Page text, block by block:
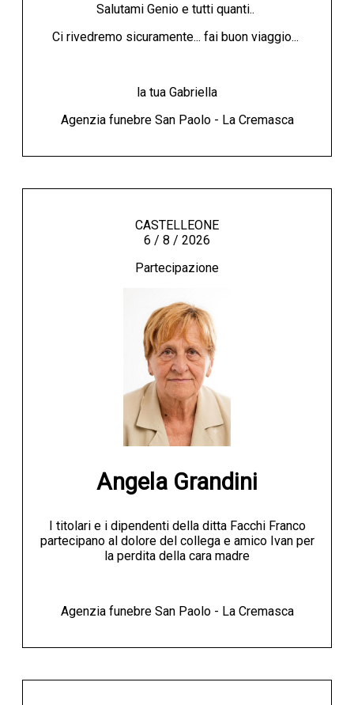
Salutami Genio e tutti quanti..
Ci rivedremo sicuramente... fai buon viaggio...
la tua Gabriella
Agenzia funebre San Paolo - La Cremasca
CASTELLEONE
6 / 8 / 2026
Partecipazione
Angela Grandini
I titolari e i dipendenti della ditta Facchi Franco
partecipano al dolore del collega e amico Ivan per
la perdita della cara madre
Agenzia funebre San Paolo - La Cremasca